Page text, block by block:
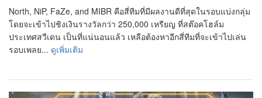
North, NiP, FaZe, and MIBR คือสี่ทีมที่มีผลงานดีที่สุดในรอบแบ่งกลุ่ม
โดยจะเข้าไปชิงเงินรางวัลกว่า 250,000 เหรียญ ที่สต๊อคโฮล์ม
ประเทศสวีเดน เป็นที่แน่นอนแล้ว เหลือต้องหาอีกสี่ทีมที่จะเข้าไปเล่น
รอบเพลย... ดูเพิ่มเติม